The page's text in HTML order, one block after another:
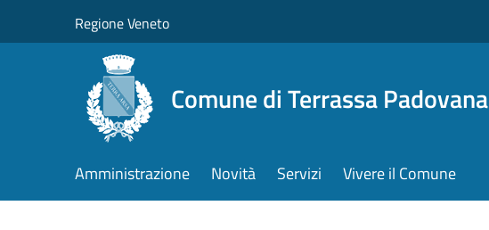
Regione Veneto
Comune di Terrassa Padovana
Amministrazione Novità Servizi Vivere il Comune